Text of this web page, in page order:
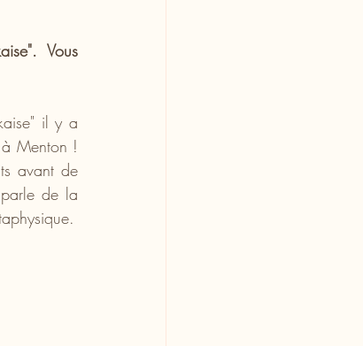
Vous
il y a
Menton !
avant de
de la